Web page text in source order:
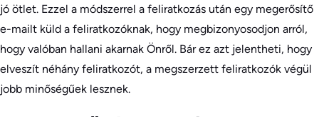
jó ötlet. Ezzel a módszerrel a feliratkozás után egy megerősítő
e-mailt küld a feliratkozóknak, hogy megbizonyosodjon arról,
hogy valóban hallani akarnak Önről. Bár ez azt jelentheti, hogy
elveszít néhány feliratkozót, a megszerzett feliratkozók végül
jobb minőségűek lesznek.